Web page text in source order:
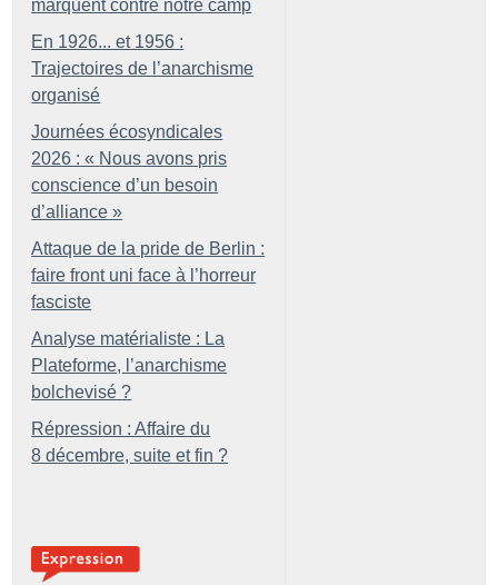
marquent contre notre camp
En 1926... et 1956 :
Trajectoires de l’anarchisme
organisé
Journées écosyndicales
2026 : « Nous avons pris
conscience d’un besoin
d’alliance »
Attaque de la pride de Berlin :
faire front uni face à l’horreur
fasciste
Analyse matérialiste : La
Plateforme, l’anarchisme
bolchevisé ?
Répression : Affaire du
8 décembre, suite et fin ?